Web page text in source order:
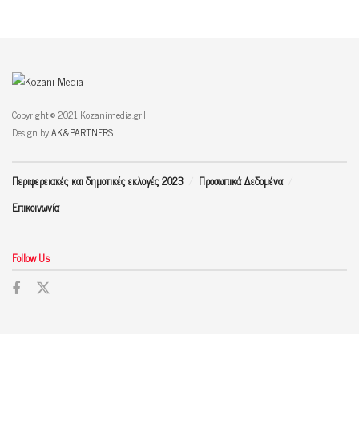
Copyright © 2021 Kozanimedia.gr |
Design byAK&PARTNERS
Περιφερειακές και δημοτικές εκλογές 2023
Προσωπικά Δεδομένα
Επικοινωνία
Follow Us